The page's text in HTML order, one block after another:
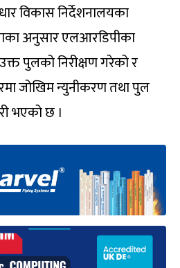
विकास निर्देशनालयका
अनुसार एलआरडिपीका
पुलको निरीक्षण गरेको र
जोखिम न्युनीकरण तथा पुल
भएको छ ।